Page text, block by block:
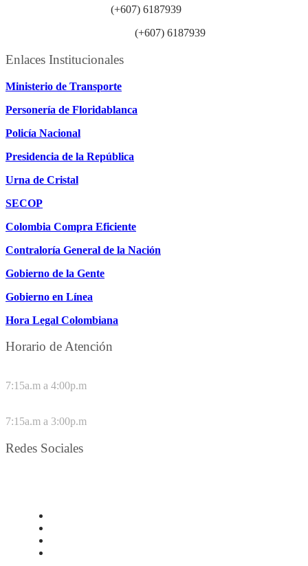
(+607) 6187939
(+607) 6187939
Enlaces Institucionales
Ministerio de Transporte
Personería de Floridablanca
Policía Nacional
Presidencia de la República
Urna de Cristal
SECOP
Colombia Compra Eficiente
Contraloría General de la Nación
Gobierno de la Gente
Gobierno en Línea
Hora Legal Colombiana
Horario de Atención
7:15a.m a 4:00p.m
7:15a.m a 3:00p.m
Redes Sociales